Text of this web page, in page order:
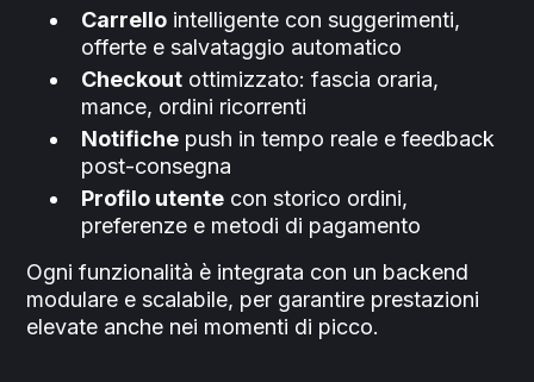
Carrello intelligente con suggerimenti,
offerte e salvataggio automatico
Checkout ottimizzato: fascia oraria,
mance, ordini ricorrenti
Notifiche push in tempo reale e feedback
post-consegna
Profilo utente con storico ordini,
preferenze e metodi di pagamento
Ogni funzionalità è integrata con un backend
modulare e scalabile, per garantire prestazioni
elevate anche nei momenti di picco.